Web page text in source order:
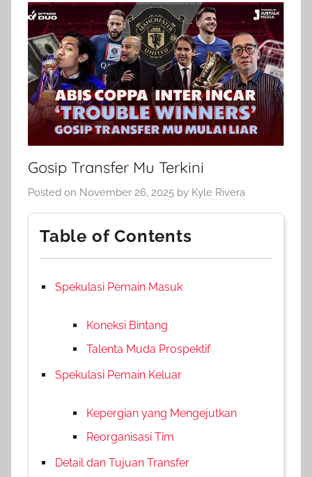
Berbagai
Kalangan
Gosip Transfer Mu Terkini
Posted on November 26, 2025 by Kyle Rivera
Table of Contents
Spekulasi Pemain Masuk
Koneksi Bintang
Talenta Muda Prospektif
Spekulasi Pemain Keluar
Kepergian yang Mengejutkan
Reorganisasi Tim
Detail dan Tujuan Transfer